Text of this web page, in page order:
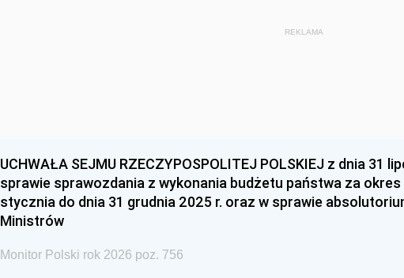
REKLAMA
UCHWAŁA SEJMU RZECZYPOSPOLITEJ POLSKIEJ z dnia 31
sprawie sprawozdania z wykonania budżetu państwa za okres
stycznia do dnia 31 grudnia 2025 r. oraz w sprawie
Ministrów
Monitor Polski rok 2026 poz. 756